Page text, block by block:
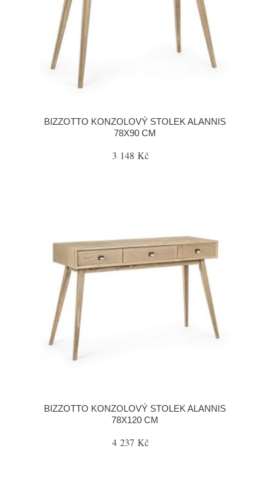
BIZZOTTO KONZOLOVÝ STOLEK ALANNIS
78X90 CM
3 148 Kč
BIZZOTTO KONZOLOVÝ STOLEK ALANNIS
78X120 CM
4 237 Kč